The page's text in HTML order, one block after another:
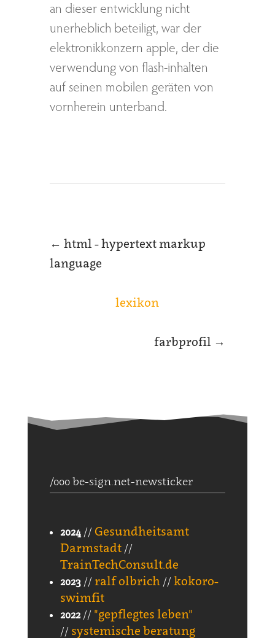
an dieser entwicklung nicht
unerheblich beteiligt, war der
elektronikkonzern apple, der die
verwendung von flash-inhalten
auf seinen mobilen geräten von
vornherein unterband.
← html - hypertext markup
language
lexikon
farbprofil →
/000 be-sign.net-newsticker
2024 // Gesundheitsamt
Darmstadt//
TrainTechConsult.de
2023 // ralf olbrich // kokoro-
swimfit
2022 // "gepflegtes leben"
// systemische beratung